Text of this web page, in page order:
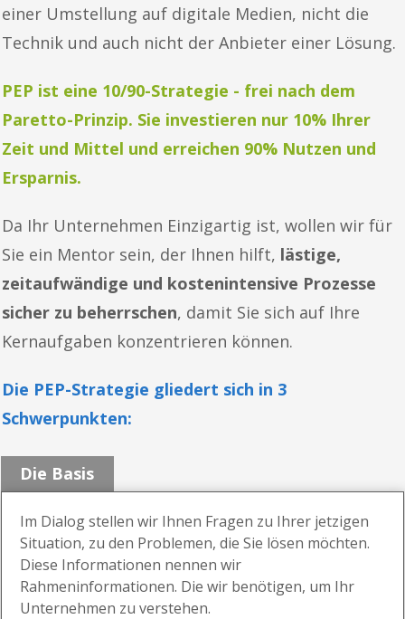
einer Umstellung auf digitale Medien, nicht die
Technik und auch nicht der Anbieter einer Lösung.
PEP ist eine 10/90-Strategie - frei nach dem
Paretto-Prinzip. Sie investieren nur 10% Ihrer
Zeit und Mittel und erreichen 90% Nutzen und
Ersparnis.
Da Ihr Unternehmen Einzigartig ist, wollen wir für
Sie ein Mentor sein, der Ihnen hilft, lästige,
zeitaufwändige und kostenintensive Prozesse
sicher zu beherrschen, damit Sie sich auf Ihre
Kernaufgaben konzentrieren können.
Die PEP-Strategie gliedert sich in 3
Schwerpunkten:
Die Basis
Im Dialog stellen wir Ihnen Fragen zu Ihrer jetzigen
Situation, zu den Problemen, die Sie lösen möchten.
Diese Informationen nennen wir
Rahmeninformationen. Die wir benötigen, um Ihr
Unternehmen zu verstehen.